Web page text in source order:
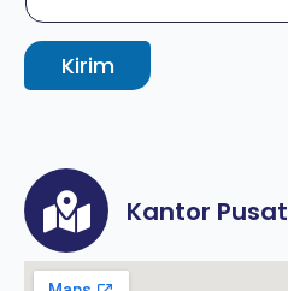
Kirim
Kantor Pusat